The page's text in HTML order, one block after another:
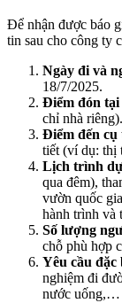
Để nhận được báo
tin sau cho công ty
Ngày đi và
18/7/2025.
Điểm đón
chỉ nhà riêng).
Điểm đến cụ
tiết (ví dụ: thị
Lịch trình
qua đêm),
vườn quốc
hành trình và
Số lượng
chỗ phù hợp
Yêu cầu đặc
nghiệm đi
nước uống,…